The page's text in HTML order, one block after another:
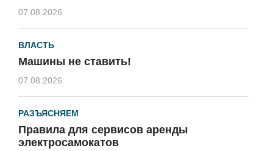
07.08.2026
ВЛАСТЬ
Машины не ставить!
07.08.2026
РАЗЪЯСНЯЕМ
Правила для сервисов аренды
электросамокатов